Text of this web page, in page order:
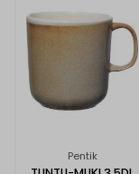
Pentik